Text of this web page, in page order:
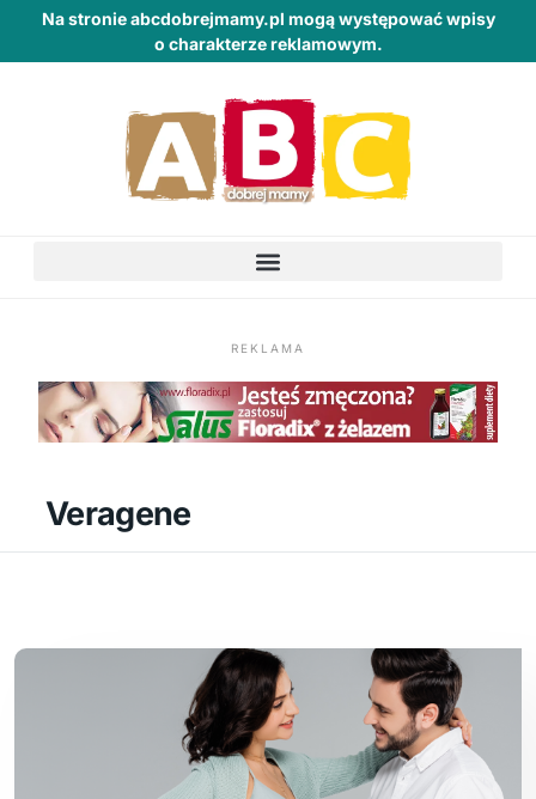
Na stronie abcdobrejmamy.pl mogą występować wpisy
o charakterze reklamowym.
REKLAMA
Veragene